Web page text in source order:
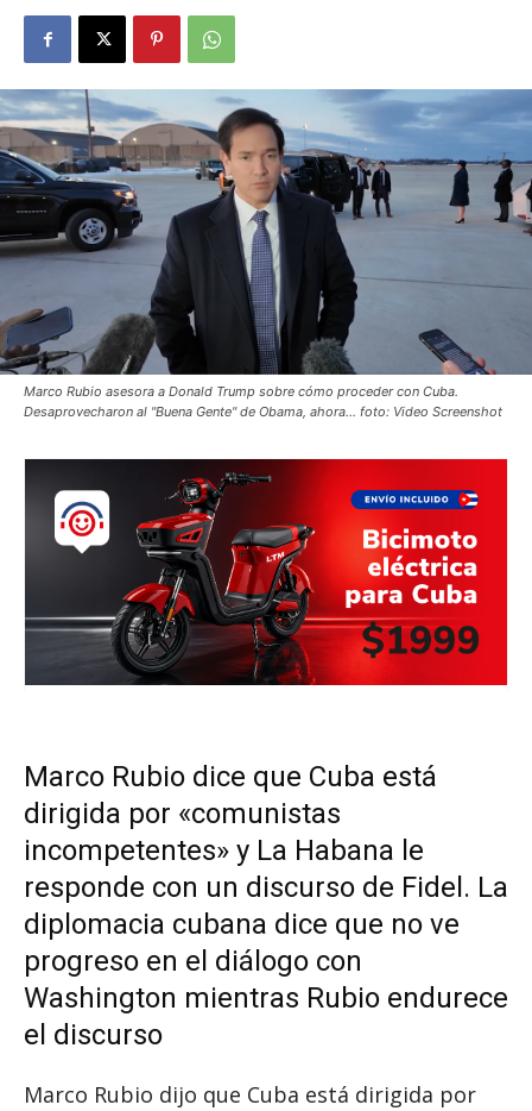
Marco Rubio asesora a Donald Trump sobre cómo proceder con Cuba.
Desaprovecharon al "Buena Gente" de Obama, ahora... foto: Video Screenshot
Marco Rubio dice que Cuba está
dirigida por «comunistas
incompetentes» y La Habana le
responde con un discurso de Fidel. La
diplomacia cubana dice que no ve
progreso en el diálogo con
Washington mientras Rubio endurece
el discurso
Marco Rubio dijo que Cuba está dirigida por